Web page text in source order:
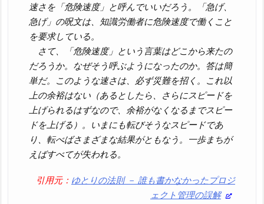
速さを「危険速度」と呼んでいいだろう。「急げ、
急げ」の呪文は、知識労働者に危険速度で働くこと
を要求している。
さて、「危険速度」という言葉はどこから来たの
だろうか。なぜそう呼ぶようになったのか。答は簡
単だ。このような速さは、必ず災難を招く。これ以
上の余裕はない（あるとしたら、さらにスピードを
上げられるはずなので、余裕がなくなるまでスピー
ドを上げる）。いまにも転びそうなスピードであ
り、転べばさまざまな結果がともなう。一歩まちが
えばすべてが失われる。
引用元： ゆとりの法則 － 誰も書かなかったプロジ
ェクト管理の誤解